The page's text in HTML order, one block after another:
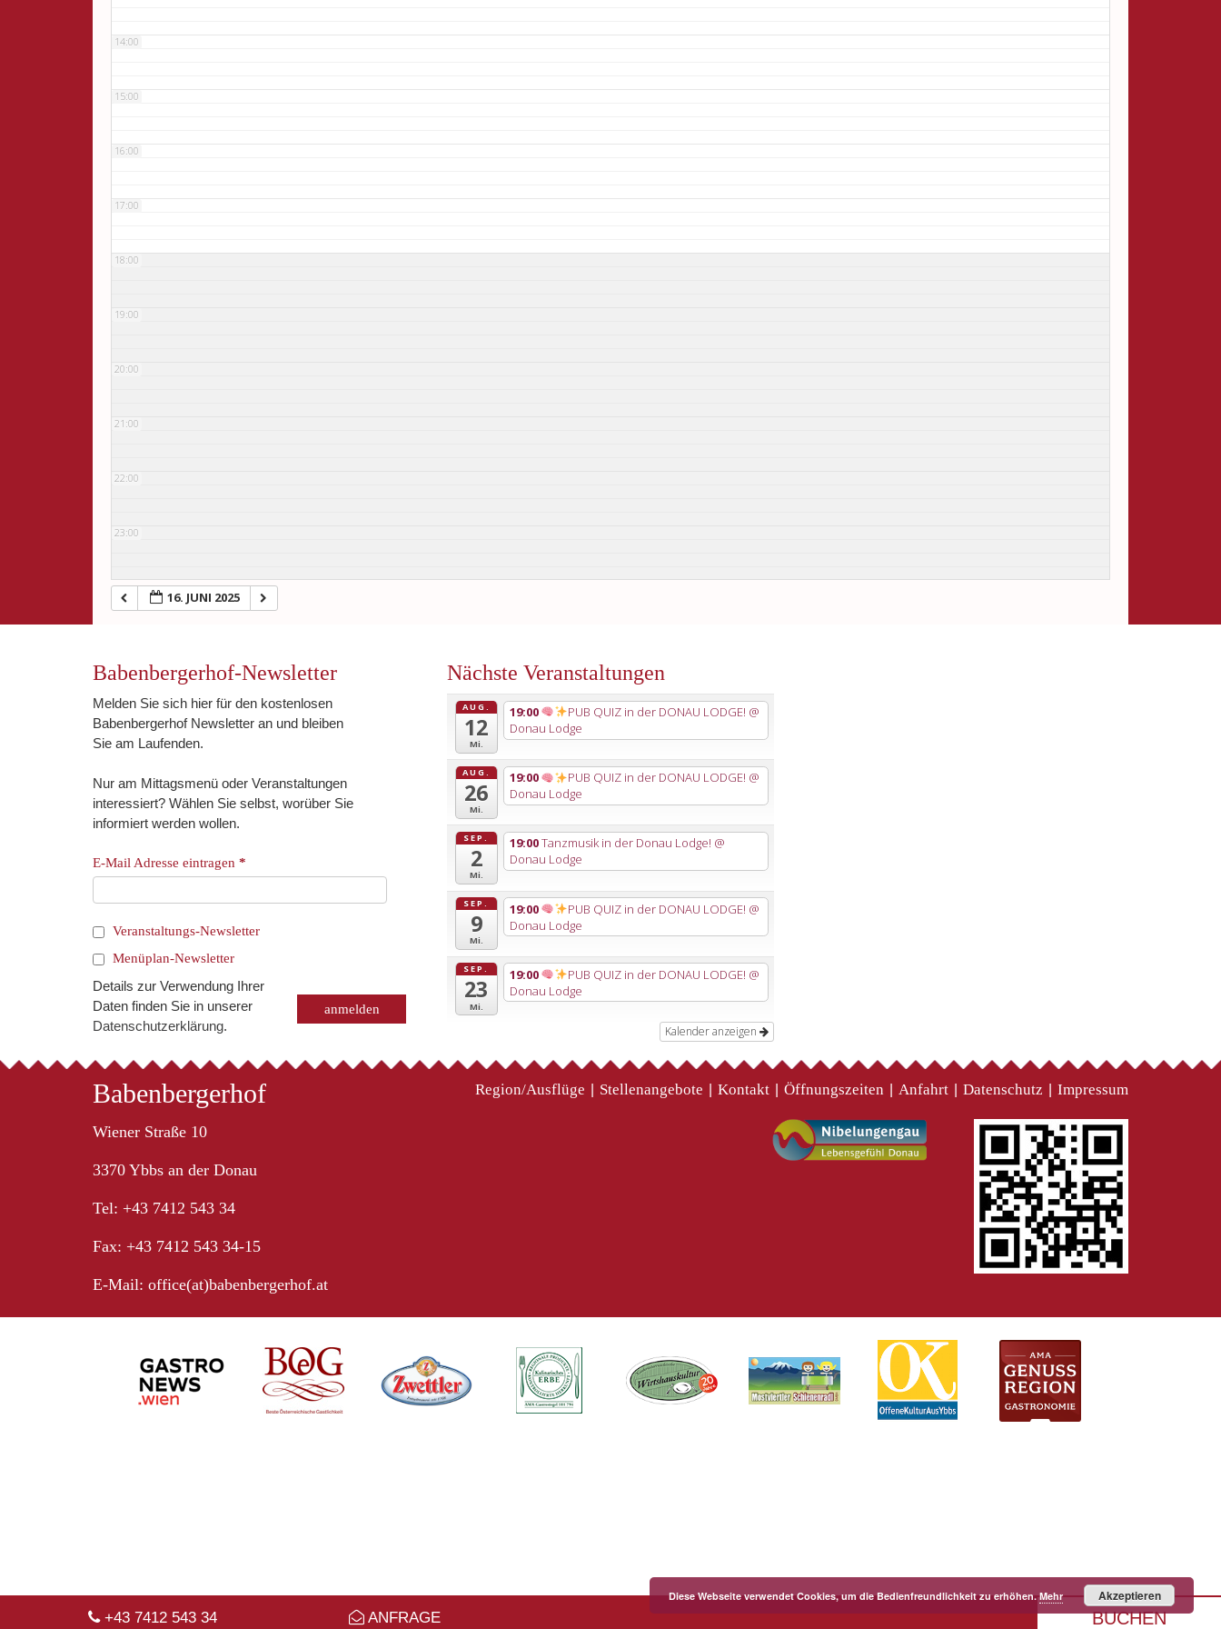
+43 7412 543 34 ANFRAGE BUCHEN
14:00
15:00
16:00
17:00
18:00
19:00
20:00
21:00
22:00
23:00
16. JUNI 2025
Babenbergerhof-Newsletter
Melden Sie sich hier für den kostenlosen
Babenbergerhof Newsletter an und bleiben
Sie am Laufenden.
Nur am Mittagsmenü oder Veranstaltungen
interessiert? Wählen Sie selbst, worüber Sie
informiert werden wollen.
E-Mail Adresse eintragen *
Veranstaltungs-Newsletter
Menüplan-Newsletter
Details zur Verwendung Ihrer
Daten finden Sie in unserer
Datenschutzerklärung.
Nächste Veranstaltungen
AUG.
12
Mi.
19:00 PUB QUIZ in der DONAU LODGE! @
Donau Lodge
AUG.
26
Mi.
19:00 PUB QUIZ in der DONAU LODGE! @
Donau Lodge
SEP.
2
Mi.
19:00Tanzmusik in der Donau Lodge! @
Donau Lodge
SEP.
9
Mi.
19:00 PUB QUIZ in der DONAU LODGE! @
Donau Lodge
SEP.
23
Mi.
19:00 PUB QUIZ in der DONAU LODGE! @
Donau Lodge
Kalender anzeigen
Babenbergerhof
Wiener Straße 10
3370 Ybbs an der Donau
Tel: +43 7412 543 34
Fax: +43 7412 543 34-15
E-Mail: office(at)babenbergerhof.at
Region/Ausflüge Stellenangebote Kontakt Öffnungszeiten Anfahrt Datenschutz Impressum
Diese Webseite verwendet Cookies, um die Bedienfreundlichkeit zu erhöhen.Mehr Akzeptieren